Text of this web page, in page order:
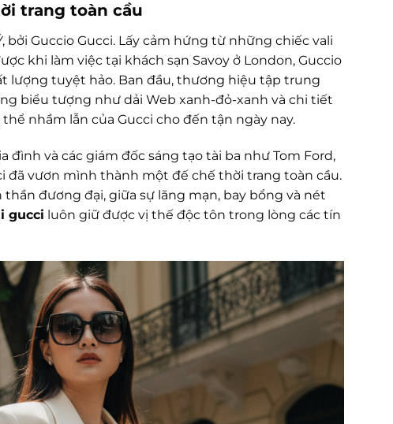
trang toàn cầu
bởi Guccio Gucci. Lấy cảm hứng từ những chiếc vali
khi làm việc tại khách sạn Savoy ở London, Guccio
lượng tuyệt hảo. Ban đầu, thương hiệu tập trung
biểu tượng như dải Web xanh-đỏ-xanh và chi tiết
nhầm lẫn của Gucci cho đến tận ngày nay.
đình và các giám đốc sáng tạo tài ba như Tom Ford,
đã vươn mình thành một đế chế thời trang toàn cầu.
đương đại, giữa sự lãng mạn, bay bổng và nét
gucci luôn giữ được vị thế độc tôn trong lòng các tín